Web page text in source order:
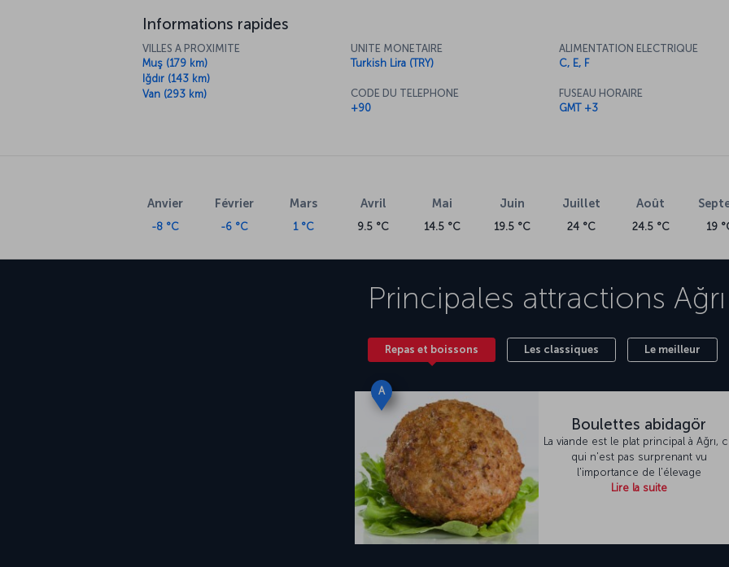
Informations rapides
VILLES A PROXIMITE
Muş (179 km)
Iğdır (143 km)
Van (293 km)
UNITE MONETAIRE
Turkish Lira (TRY)
CODE DU TELEPHONE
+90
ALIMENTATION ELECTRIQUE
C, E, F
FUSEAU HORAIRE
GMT +3
Anvier
-8 °C
Février
-6 °C
Mars
1 °C
Avril
9.5 °C
Mai
14.5 °C
Juin
19.5 °C
Juillet
24 °C
Août
24.5 °C 19
Principales attractions Ağrı
Repas et boissons Les classiques Le meilleur
A
Boulettes abidagör
La viande est le plat principal à Ağrı,
qui n'est pas surprenant vu
l'importance de l'élevage
Lire la suite